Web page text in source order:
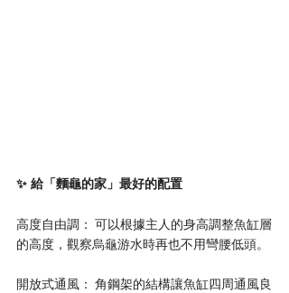
✨ 給「麵龜的家」最好的配置
高度自由調： 可以根據主人的身高調整魚缸層
的高度，觀察烏龜游水時再也不用彎腰低頭。
開放式通風： 角鋼架的結構讓魚缸四周通風良